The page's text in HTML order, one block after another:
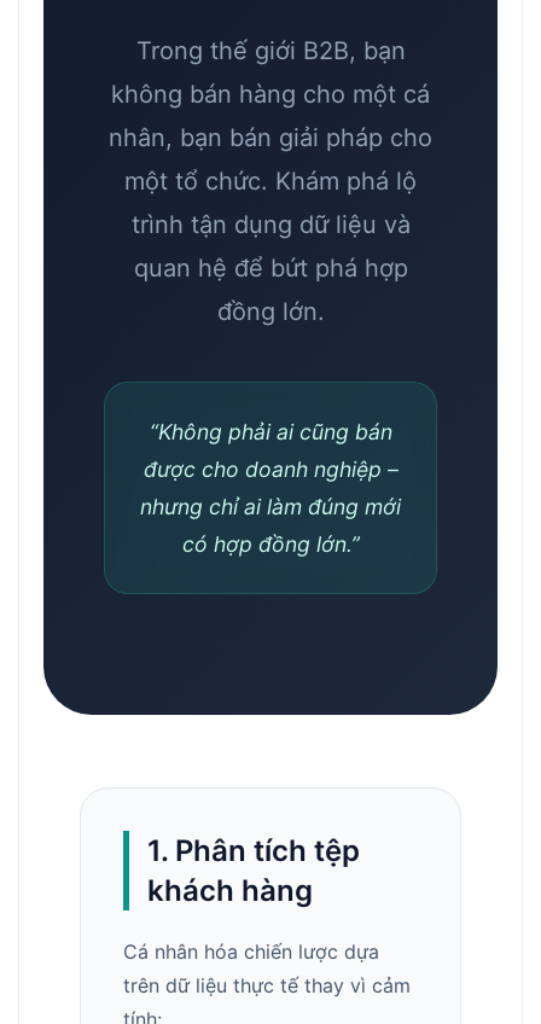
Trong thế giới B2B, bạn
không bán hàng cho một cá
nhân, bạn bán giải pháp cho
một tổ chức. Khám phá lộ
trình tận dụng dữ liệu và
quan hệ để bứt phá hợp
đồng lớn.
“Không phải ai cũng bán
được cho doanh nghiệp –
nhưng chỉ ai làm đúng mới
có hợp đồng lớn.”
1. Phân tích tệp
khách hàng
Cá nhân hóa chiến lược dựa
trên dữ liệu thực tế thay vì cảm
tính: